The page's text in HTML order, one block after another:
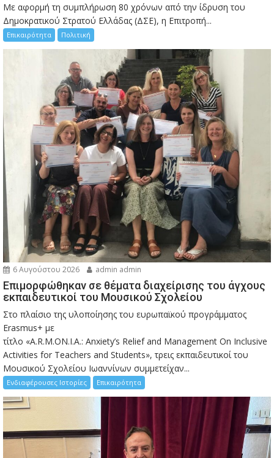
Με αφορμή τη συμπλήρωση 80 χρόνων από την ίδρυση του
Δημοκρατικού Στρατού Ελλάδας (ΔΣΕ), η Επιτροπή...
Επικαιρότητα Πολιτική
6 Αυγούστου 2026 admin admin
Eπιμορφώθηκαν σε θέματα διαχείρισης του άγχους
εκπαιδευτικοί του Μουσικού Σχολείου
Στο πλαίσιο της υλοποίησης του ευρωπαϊκού προγράμματος
Erasmus+ με
τίτλο «A.R.M.ON.I.A.: Anxiety’s Relief and Management On Inclusive
Activities for Teachers and Students», τρεις εκπαιδευτικοί του
Μουσικού Σχολείου Ιωαννίνων συμμετείχαν...
Ενδιαφέρουσες Ιστορίες Επικαιρότητα